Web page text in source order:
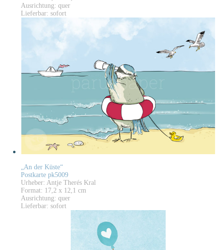
Ausrichtung: quer
Lieferbar: sofort
„An der Küste“
Postkarte pk5009
Urheber: Antje Therés Kral
Format: 17,2 x 12,1 cm
Ausrichtung: quer
Lieferbar: sofort